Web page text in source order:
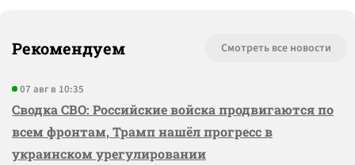
Рекомендуем Смотреть все новости
07 авг в 10:35
Сводка СВО: Российские войска продвигаются по
всем фронтам, Трамп нашёл прогресс в
украинском урегулировании